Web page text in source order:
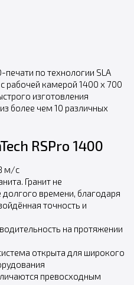
по технологии SLA
рабочей камерой 1400 х 700
изготовления
более чем 10 различных
RSPro 1400
м/с
Гранит не
времени, благодаря
точность и
на протяжении
открыта для широкого
превосходным